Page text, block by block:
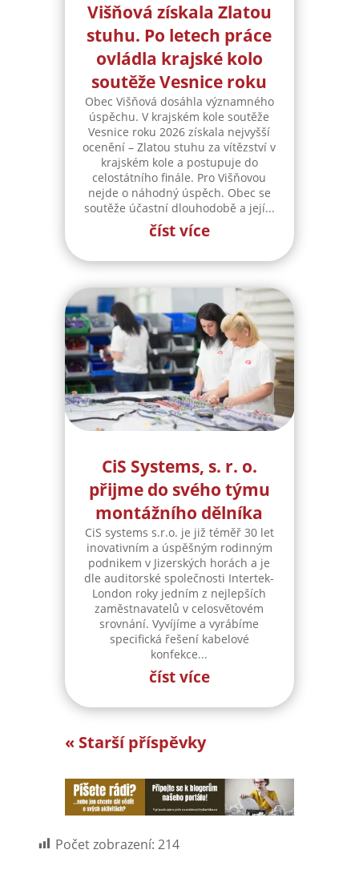
Višňová získala Zlatou
stuhu. Po letech práce
ovládla krajské kolo
soutěže Vesnice roku
Obec Višňová dosáhla významného
úspěchu. V krajském kole soutěže
Vesnice roku 2026 získala nejvyšší
ocenění – Zlatou stuhu za vítězství v
krajském kole a postupuje do
celostátního finále. Pro Višňovou
nejde o náhodný úspěch. Obec se
soutěže účastní dlouhodobě a její...
číst více
CiS Systems, s. r. o.
přijme do svého týmu
montážního dělníka
CiS systems s.r.o. je již téměř 30 let
inovativním a úspěšným rodinným
podnikem v Jizerských horách a je
dle auditorské společnosti Intertek-
London roky jedním z nejlepších
zaměstnavatelů v celosvětovém
srovnání. Vyvíjíme a vyrábíme
specifická řešení kabelové
konfekce...
číst více
« Starší příspěvky
Počet zobrazení: 214